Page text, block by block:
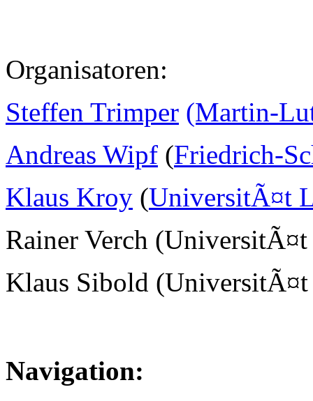
Organisatoren:
Steffen Trimper (Martin-
Andreas Wipf (Friedrich-
Klaus Kroy (UniversitÃ¤t
Rainer Verch
Klaus Sibold
Navigation: